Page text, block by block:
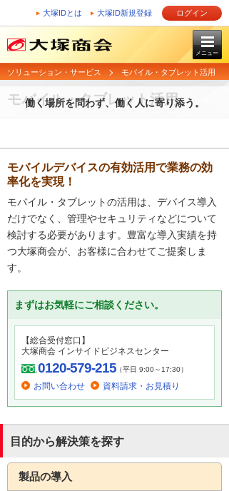
大塚IDとは 大塚ID新規登録 ログイン
メニュー
ソリューション・サービス モバイル・タブレット活用
モバイル・タブレット活用
働く場所を問わず、働く人に寄り添う。
モバイルデバイスの有効活用で業務の効
率化を実現！
モバイル・タブレットの活用は、デバイス導入
だけでなく、管理やセキュリティなどについて
検討する必要があります。豊富な導入実績を持
つ大塚商会が、お客様に合わせてご提案しま
す。
まずはお気軽にご相談ください。
【総合受付窓口】
大塚商会 インサイドビジネスセンター
0120-579-215（平日 9:00～17:30）
お問い合わせ 資料請求・お見積り
目的から解決策を探す
製品の導入